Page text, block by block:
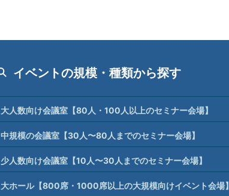
イベントの規模・種類から探す
大人数向け会議室【80人・100人以上のセミナー会場】
中規模の会議室【30人〜80人までのセミナー会場】
少人数向け会議室【10人〜30人までのセミナー会場】
大ホール【800席・1000席以上の大規模向けイベント会場】